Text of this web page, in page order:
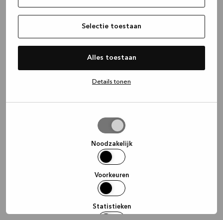
Selectie toestaan
Alles toestaan
Details tonen
Noodzakelijk
Voorkeuren
Statistieken
information).